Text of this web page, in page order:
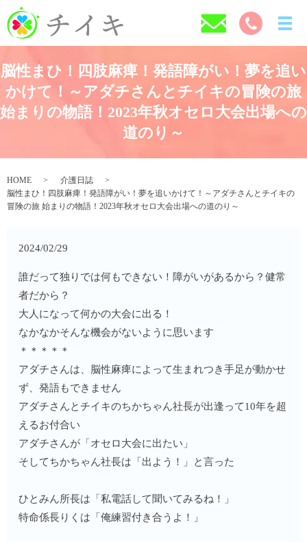
脳性まひ！四肢麻痺！発語障がい！夢を追い
かけて！～アダチさんとチイキの冒険の旅
始まりの物語！2023年秋オセロ大会出場への
道のり～
HOME
介護日誌
脳性まひ！四肢麻痺！発語障がい！夢を追いかけて！～アダチさんとチイキの
冒険の旅 始まりの物語！2023年秋オセロ大会出場への道のり～
2024/02/29
誰だって独りでは何もできない！障がいがあるから？健常
者だから？
大人になって何かの大会に出る！
なかなかそんな機会がないように思います
＊＊＊＊＊
アダチさんは、脳性麻痺によって生まれつき手足が動かせ
ず、発語もできません
アダチさんとチイキのちかちゃん社長が出逢って10年を超
えるお付合い
アダチさんが「オセロ大会に出たい」
そしてちかちゃん社長は「出よう！」と言った
ひとみん所長は「私電話して聞いてみるね！」
特命係長りくは「俺練習付き合うよ！」